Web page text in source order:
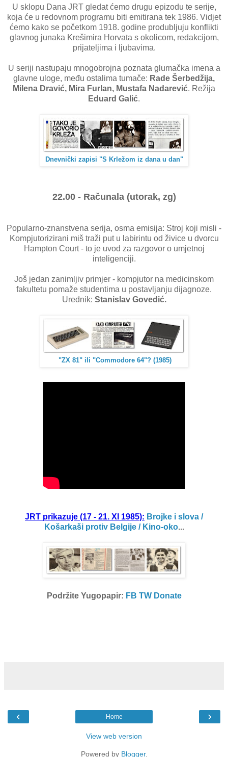
U sklopu Dana JRT gledat ćemo drugu epizodu te serije,
koja će u redovnom programu biti emitirana tek 1986. Vidjet
ćemo kako se početkom 1918. godine produbljuju konflikti
glavnog junaka Krešimira Horvata s okolicom, redakcijom,
prijateljima i ljubavima.
U seriji nastupaju mnogobrojna poznata glumačka imena a
glavne uloge, među ostalima tumače: Rade Šerbedžija,
Milena Dravić, Mira Furlan, Mustafa Nadarević. Režija
Eduard Galić.
Dnevnički zapisi "S Krležom iz dana u dan"
22.00 - Računala (utorak, zg)
Popularno-znanstvena serija, osma emisija: Stroj koji misli -
Kompjutorizirani miš traži put u labirintu od živice u dvorcu
Hampton Court - to je uvod za razgovor o umjetnoj
inteligenciji.
Još jedan zanimljiv primjer - kompjutor na medicinskom
fakultetu pomaže studentima u postavljanju dijagnoze.
Urednik: Stanislav Govedić.
"ZX 81" ili "Commodore 64"? (1985)
JRT prikazuje (17 - 21. XI 1985): Brojke i slova /
Košarkaši protiv Belgije / Kino-oko...
Podržite Yugopapir: FB TW Donate
‹ ›
Home
View web version
Powered by Blogger.